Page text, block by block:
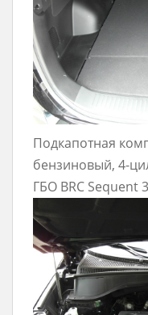
Подкапотная
бензиновый, 4-
ГБО BRC Sequent